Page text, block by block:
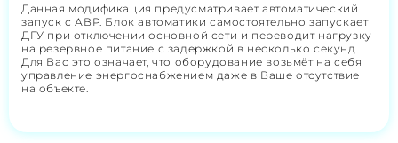
Данная модификация предусматривает автоматический
запуск с АВР. Блок автоматики самостоятельно запускает
ДГУ при отключении основной сети и переводит нагрузку
на резервное питание с задержкой в несколько секунд.
Для Вас это означает, что оборудование возьмёт на себя
управление энергоснабжением даже в Ваше отсутствие
на объекте.